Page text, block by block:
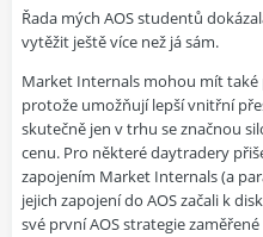
Řada mých AOS studentů
vytěžit ještě více než já sám.
Market Internals mohou mít
protože umožňují lepší vnitřní
skutečně jen v trhu se značnou
cenu. Pro některé daytradery
zapojením Market Internals (a
jejich zapojení do AOS začali k
své první AOS strategie zaměřené